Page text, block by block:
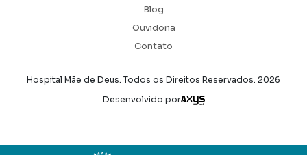
Blog
Ouvidoria
Contato
Hospital Mãe de Deus. Todos os Direitos Reservados. 2026
Desenvolvido por
Axysweb